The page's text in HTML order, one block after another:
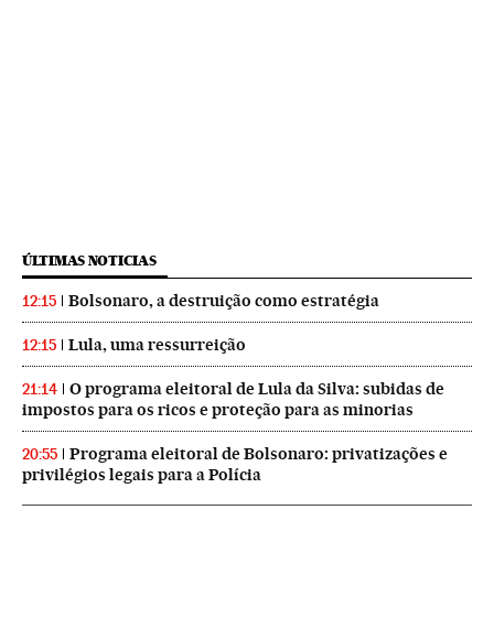
ÚLTIMAS NOTICIAS
12:15 Bolsonaro, a destruição como estratégia
12:15 Lula, uma ressurreição
21:14
O programa eleitoral de Lula da Silva: subidas de
impostos para os ricos e proteção para as minorias
20:55
Programa eleitoral de Bolsonaro: privatizações e
privilégios legais para a Polícia